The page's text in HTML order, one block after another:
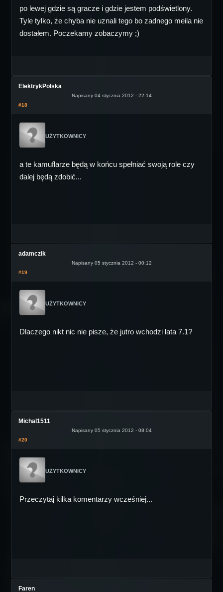
po lewej gdzie są gracze i gdzie jestem podświetlony.
Tyle tylko, że chyba nie uznali tego bo zadnego meila nie
dostałem. Poczekamy zobaczymy ;)
ElektrykPolska
Napisany 04 stycznia 2012 - 22:14
#18
UŻYTKOWNICY
a te kamuflarze będą w końcu spełniać swoją role czy
dalej będą zdobić...
adamczik
Napisany 05 stycznia 2012 - 00:12
#19
UŻYTKOWNICY
Dlaczego nikt nic nie pisze, że jutro wchodzi łata 7.1?
Michal1511
Napisany 05 stycznia 2012 - 08:04
#20
UŻYTKOWNICY
Przeczytaj kilka komentarzy wcześniej...
Faren